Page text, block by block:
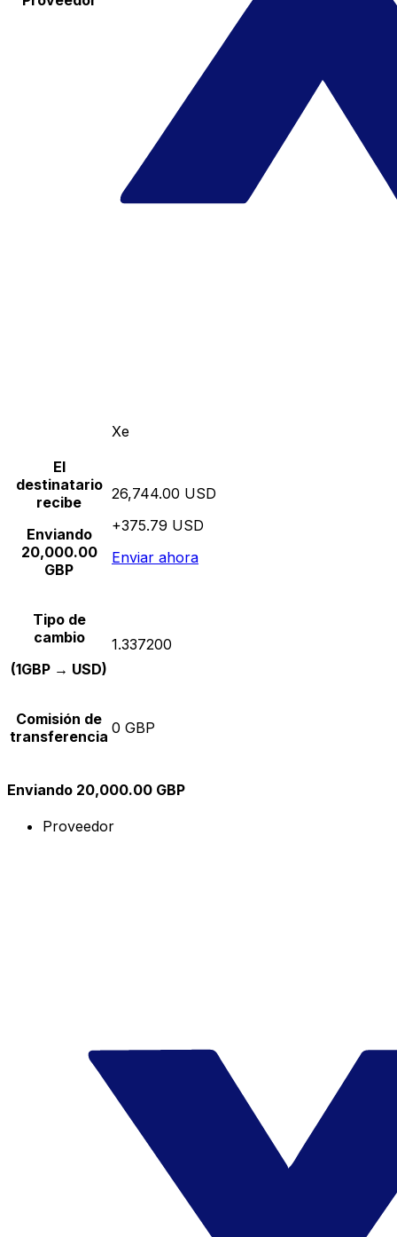
Xe
El
destinatario
recibe
Enviando
20,000.00
GBP
26,744.00 USD
+375.79 USD
Enviar ahora
Tipo de
cambio
(1GBP → USD)
1.337200
Comisión de
transferencia 0 GBP
Enviando 20,000.00 GBP
Proveedor